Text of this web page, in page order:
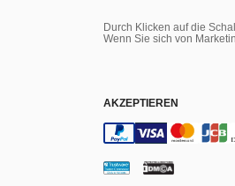
Durch Klicken auf die
Wenn Sie sich von
AKZEPTIEREN